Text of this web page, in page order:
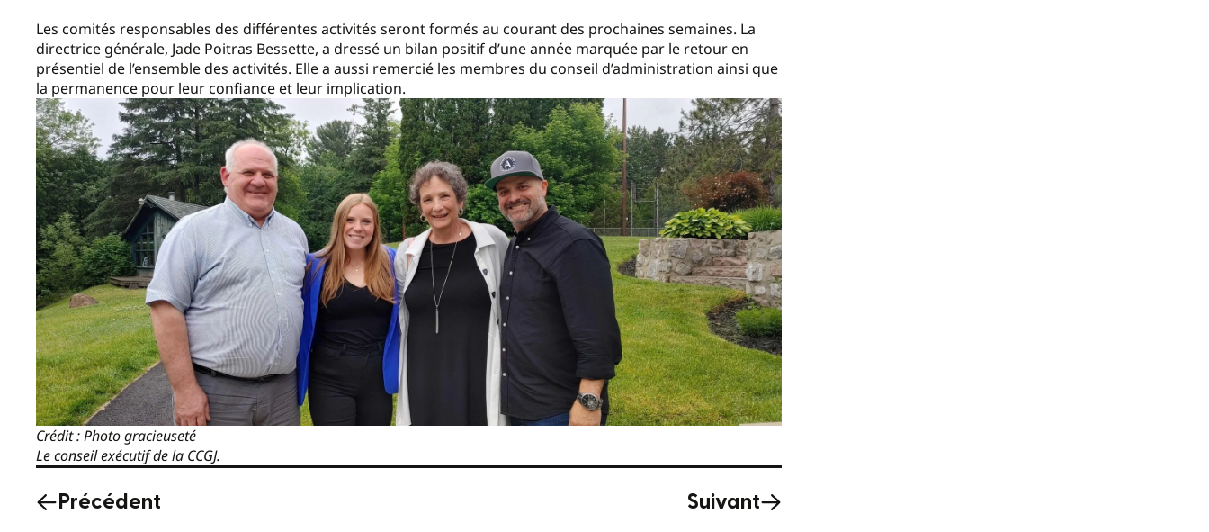
Les comités responsables des différentes activités seront formés au courant des prochaines semaines. La
directrice générale, Jade Poitras Bessette, a dressé un bilan positif d’une année marquée par le retour en
présentiel de l’ensemble des activités. Elle a aussi remercié les membres du conseil d’administration ainsi que
la permanence pour leur confiance et leur implication.
Crédit : Photo gracieuseté
Le conseil exécutif de la CCGJ.
Précédent Suivant